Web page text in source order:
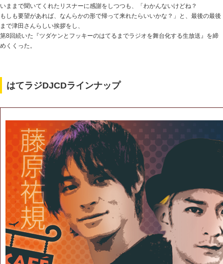
いままで聞いてくれたリスナーに感謝をしつつも、「わかんないけどね？
もしも要望があれば、なんらかの形で帰って来れたらいいかな？」と、最後の最後
まで津田さんらしい挨拶をし、
第8回続いた『ツダケンとフッキーのはてるまでラジオを舞台化する生放送』を締
めくくった。
はてラジDJCDラインナップ